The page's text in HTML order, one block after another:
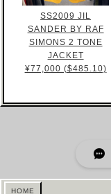
SS2009 JIL
SANDER BY RAF
SIMONS 2 TONE
JACKET
¥77,000 ($485.10)
HOME